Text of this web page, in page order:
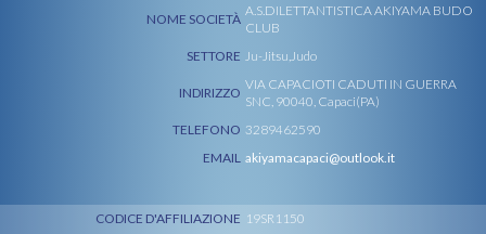
NOME SOCIETÀ
A.S.DILETTANTISTICA AKIYAMA BUDO
CLUB
SETTORE Ju-Jitsu,Judo
INDIRIZZO
VIA CAPACIOTI CADUTI IN GUERRA
SNC, 90040, Capaci(PA)
TELEFONO 3289462590
EMAIL akiyamacapaci@outlook.it
CODICE D'AFFILIAZIONE 19SR1150